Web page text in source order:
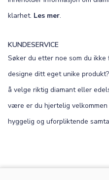
klarhet. Les mer.
KUNDESERVICE
Søker du etter noe som du
designe ditt eget unike
å velge riktig diamant eller
være er du hjertelig
hyggelig og uforpliktende